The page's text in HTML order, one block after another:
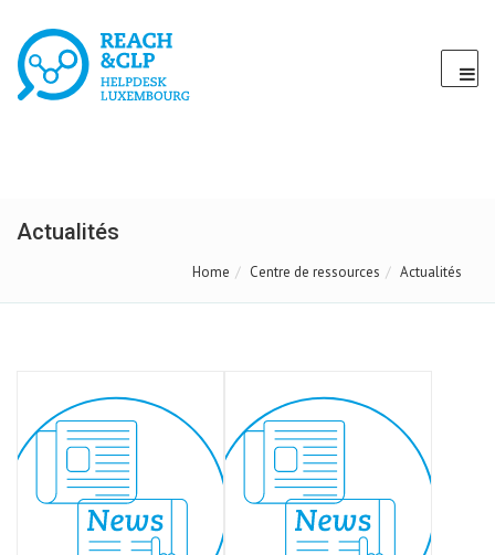
Actualités
Home Centre de ressources Actualités